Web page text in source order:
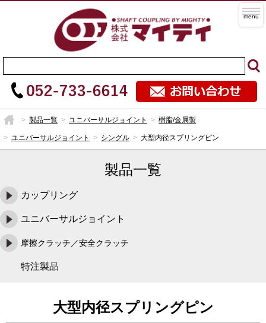
製品一覧 ユニバーサルジョイント 樹脂/金属製
ユニバーサルジョイント シングル 大型内径スプリングピン
製品一覧
カップリング
ユニバーサルジョイント
摩擦クラッチ／安全クラッチ
特注製品
大型内径スプリングピン